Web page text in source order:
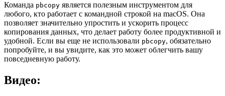
Команда pbcopy является полезным инструментом для
любого, кто работает с командной строкой на macOS. Она
позволяет значительно упростить и ускорить процесс
копирования данных, что делает работу более продуктивной и
удобной. Если вы еще не использовали pbcopy, обязательно
попробуйте, и вы увидите, как это может облегчить вашу
повседневную работу.
Видео: